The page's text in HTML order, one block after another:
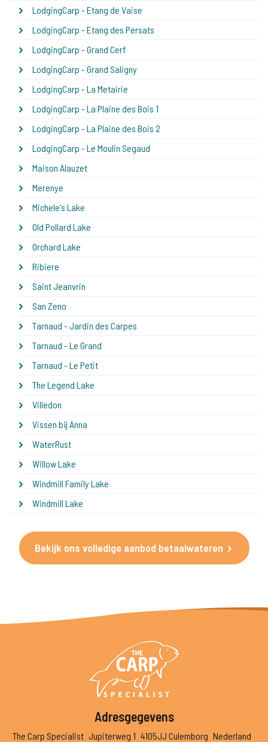
LodgingCarp - Etang de Vaise
LodgingCarp - Etang des Persats
LodgingCarp - Grand Cerf
LodgingCarp - Grand Saligny
LodgingCarp - La Metairie
LodgingCarp - La Plaine des Bois 1
LodgingCarp - La Plaine des Bois 2
LodgingCarp - Le Moulin Segaud
Maison Alauzet
Merenye
Michele's Lake
Old Pollard Lake
Orchard Lake
Ribiere
Saint Jeanvrin
San Zeno
Tarnaud - Jardin des Carpes
Tarnaud - Le Grand
Tarnaud - Le Petit
The Legend Lake
Villedon
Vissen bij Anna
WaterRust
Willow Lake
Windmill Family Lake
Windmill Lake
Bekijk ons volledige aanbod betaalwateren
Adresgegevens
The Carp Specialist Jupiterweg 1 4105JJ Culemborg Nederland